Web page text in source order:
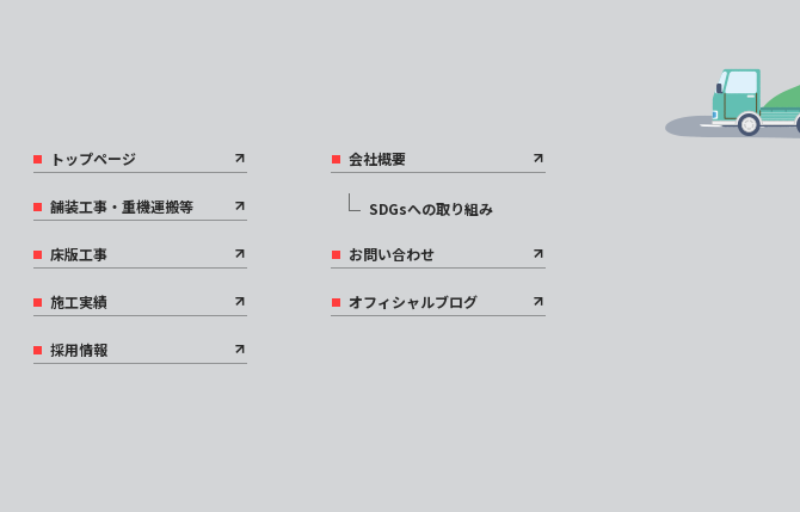
トップページ
舗装工事・重機運搬等
床版工事
施工実績
採用情報
会社概要
SDGsへの取り組み
お問い合わせ
オフィシャルブログ